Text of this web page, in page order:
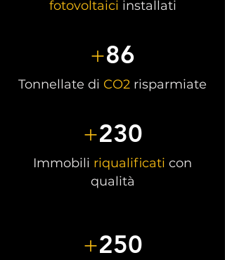
fotovoltaici installati
+86
Tonnellate di CO2 risparmiate
+230
Immobili riqualificati con
qualità
+250